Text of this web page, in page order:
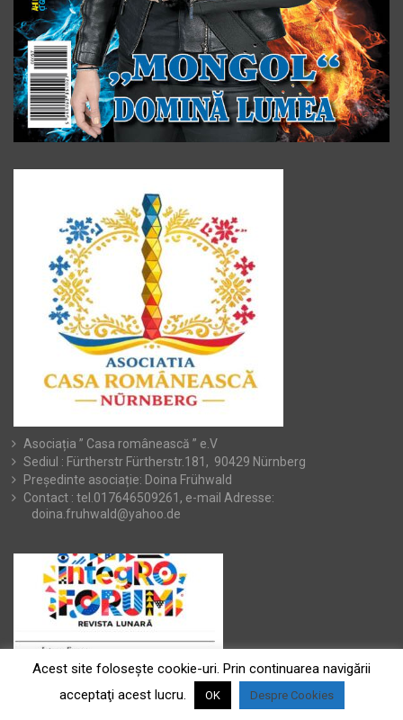
Asociația ” Casa românească ” e.V
Sediul : Fürtherstr Fürtherstr.181, 90429 Nürnberg
Președinte asociație: Doina Frühwald
Contact : tel.017646509261, e-mail Adresse:
doina.fruhwald@yahoo.de
Acest site foloseşte cookie-uri. Prin continuarea navigării
acceptaţi acest lucru.
OK Despre Cookies